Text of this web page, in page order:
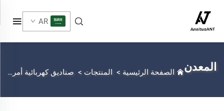
AR
المعدن الصفحة الرئيسية > المنتجات > صناديق كهربائية أمريكية